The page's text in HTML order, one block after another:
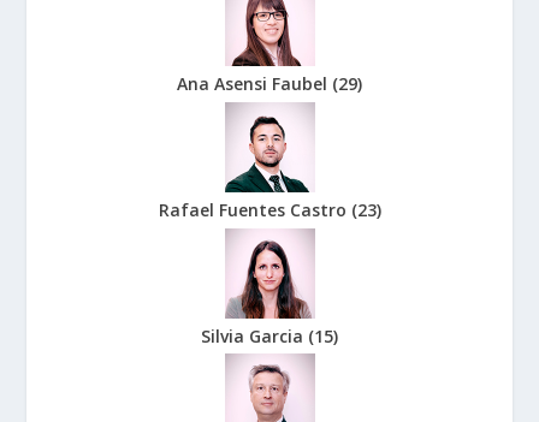
Ana Asensi Faubel (29)
Rafael Fuentes Castro (23)
Silvia Garcia (15)